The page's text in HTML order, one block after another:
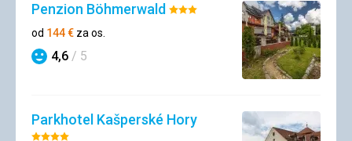
Penzion Böhmerwald Hodnotenie:
od 144€ za os.
Hodnotenie
4,6 / 5
Parkhotel Kašperské Hory